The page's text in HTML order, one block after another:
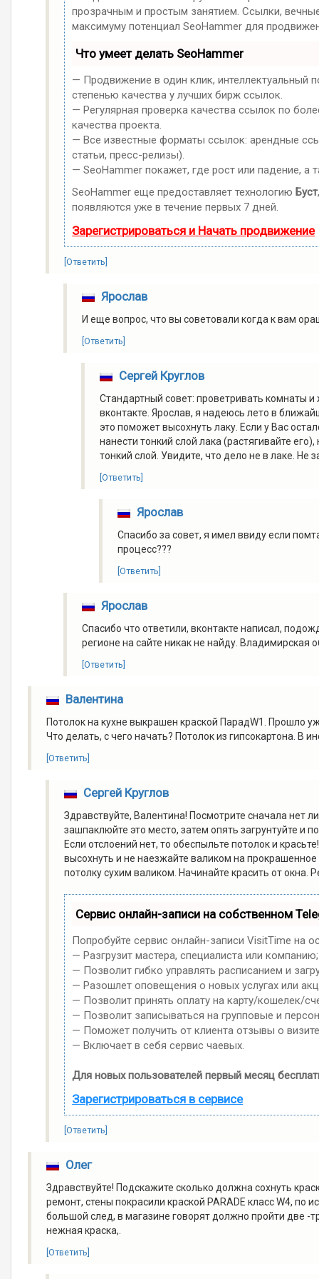
прозрачным и простым занятием. Ссылки,
максимуму потенциал SeoHammer для
Что умеет делать SeoHammer
— Продвижение в один клик, интеллектуальный
степенью качества у лучших бирж ссылок.
— Регулярная проверка качества ссылок по
качества проекта.
— Все известные форматы ссылок: арендные
статьи, пресс-релизы).
— SeoHammer покажет, где рост или падение, а
SeoHammer еще предоставляет технологиюБуст
появляются уже в течение первых 7 дней.
Зарегистрироваться и Начать продвижение
[Ответить]
Ярослав
И еще вопрос, что вы советовали когда к вам
[Ответить]
Сергей Круглов
Стандартный совет: проветривать комнаты
вконтакте. Ярослав, я надеюсь лето в
это поможет высохнуть лаку. Если у Вас
нанести тонкий слой лака (растягивайте
тонкий слой. Увидите, что дело не в лаке.
[Ответить]
Ярослав
Спасибо за совет, я имел ввиду если
процесс???
[Ответить]
Ярослав
Спасибо что ответили, вконтакте написал,
регионе на сайте никак не найду. Владимирская
[Ответить]
Валентина
Потолок на кухне выкрашен краской ПарадW1. Прошло
Что делать, с чего начать? Потолок из гипсокартона. В
[Ответить]
Сергей Круглов
Здравствуйте, Валентина! Посмотрите сначала нет
зашпаклюйте это место, затем опять загрунтуйте и
Если отслоений нет, то обеспыльте потолок и
высохнуть и не наезжайте валиком на
потолку сухим валиком. Начинайте красить от окна.
Сервис онлайн-записи на собственном
Попробуйте сервис онлайн-записи VisitTime на
— Разгрузит мастера, специалиста или компанию;
— Позволит гибко управлять расписанием и
— Разошлет оповещения о новых услугах или
— Позволит принять оплату на карту/кошелек/
— Позволит записываться на групповые и
— Поможет получить от клиента отзывы о
— Включает в себя сервис чаевых.
Для новых пользователей первый месяц
Зарегистрироваться в сервисе
[Ответить]
Олег
Здравствуйте! Подскажите сколько должна сохнуть
ремонт, стены покрасили краской PARADE класс W4, по
большой след, в магазине говорят должно пройти две -
нежная краска,.
[Ответить]